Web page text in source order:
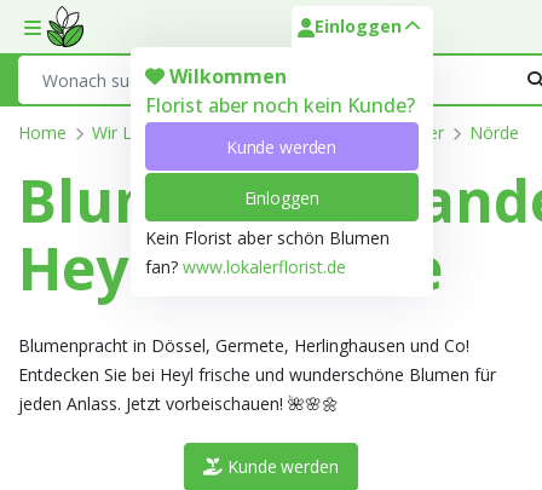
Toggle mobile menu
Einloggen
Wilkommen
Florist aber noch kein Kunde?
Kunde werden
Einloggen
Kein Florist aber schön Blumen
fan? www.lokalerflorist.de
Home Wir Liefern Höxter Nörde
Heyl in Noerde
Blumenpracht in Dössel, Germete, Herlinghausen und Co!
Entdecken Sie bei Heyl frische und wunderschöne Blumen für
jeden Anlass. Jetzt vorbeischauen! 🌺🌸🌼
Kunde werden